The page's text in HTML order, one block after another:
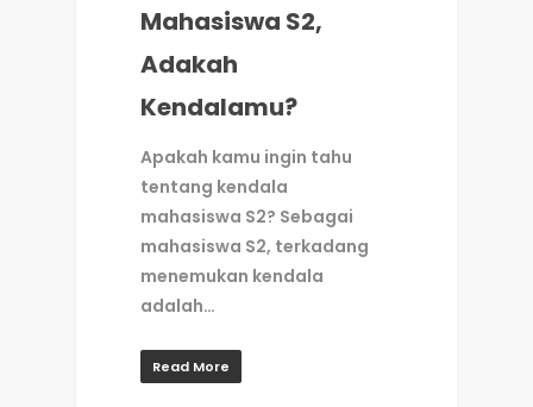
Mahasiswa S2,
Adakah
Kendalamu?
Apakah kamu ingin tahu
tentang kendala
mahasiswa S2? Sebagai
mahasiswa S2, terkadang
menemukan kendala
adalah…
Read More